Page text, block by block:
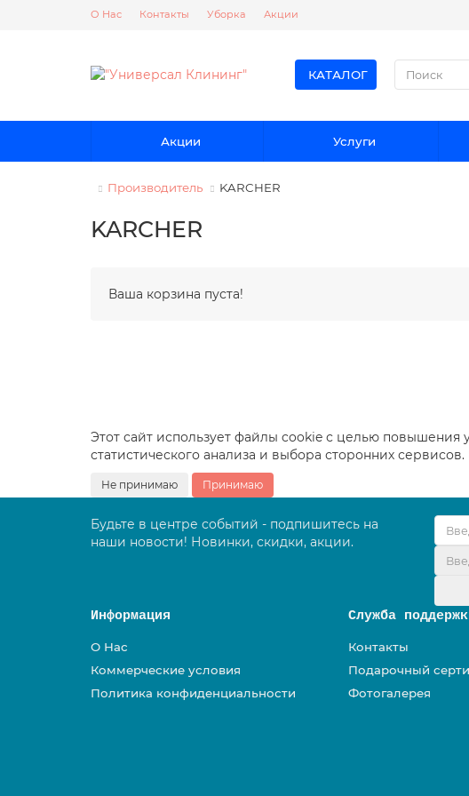
О Нас Контакты Уборка Акции
КАТАЛОГ
Акции Услуги
Производитель KARCHER
KARCHER
Ваша корзина пуста!
Этот сайт использует файлы cookie с целью
статистического анализа и выбора сторонних
Не принимаю Принимаю
Будьте в центре событий - подпишитесь на
наши новости! Новинки, скидки, акции.
Информация
О Нас
Коммерческие условия
Политика конфиденциальности
Служба
Контакты
Подарочный
Фотогалерея